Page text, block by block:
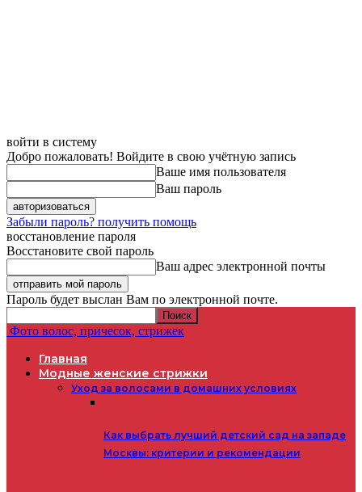
войти в систему
Добро пожаловать! Войдите в свою учётную запись
Ваше имя пользователя
Ваш пароль
Забыли пароль? получить помощь
восстановление пароля
Восстановите свой пароль
Ваш адрес электронной почты
Пароль будет выслан Вам по электронной почте.
Фото волос, причесок, стрижек
Главная
Модные женские стрижки
Уход за волосами в домашних условиях
Как выбрать лучший детский сад на западе
Москвы: критерии и рекомендации